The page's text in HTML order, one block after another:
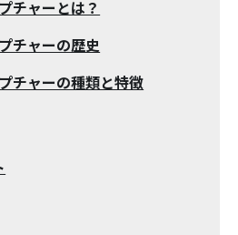
チャーとは？
チャーの歴史
チャーの種類と特徴